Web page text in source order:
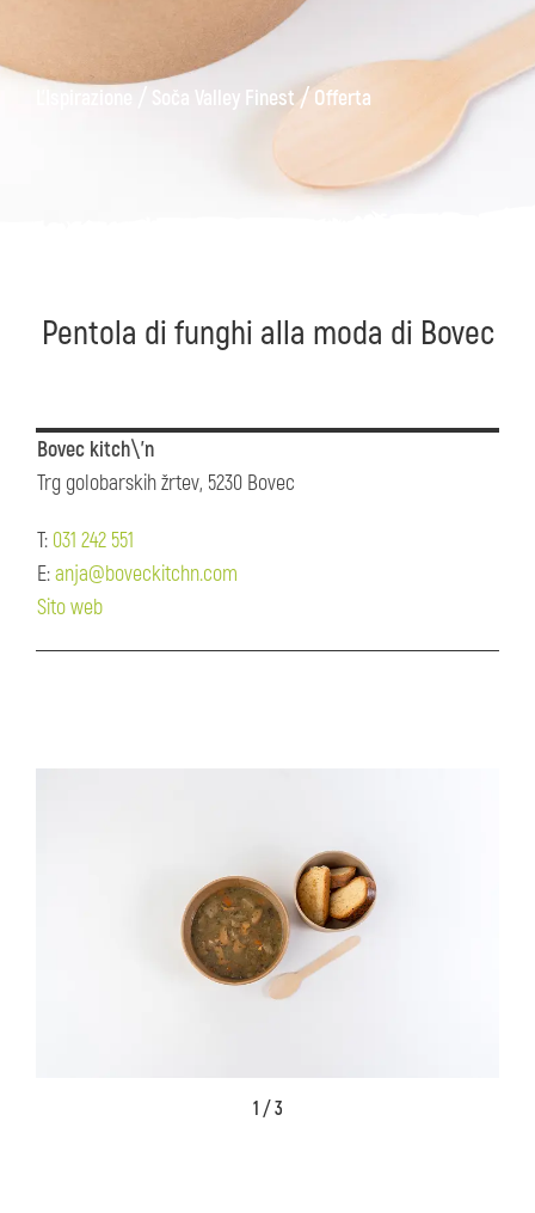
Soča Valley Finest / Offerta
Kanin
escursionistici
Museo
Kobarid
Pentola di funghi alla moda di Bovec
Bovec kitch\'n
Trg golobarskih žrtev, 5230 Bovec
T: 031 242 551
E:anja@boveckitchn.com
Sito web
1 / 3